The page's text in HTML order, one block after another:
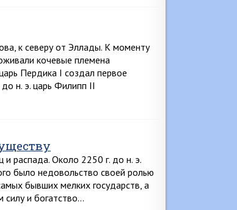
к северу от Эллады. К моменту
кочевые племена
Пердика I создал первое
н. э. царь Филипп II
распада. Около 2250 г. до н. э.
было недовольство своей ролью
бывших мелких государств, а
силу и богатство…